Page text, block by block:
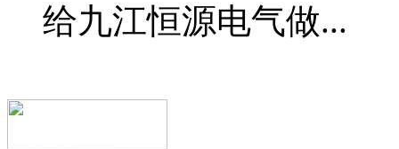
给九江恒源电气做...